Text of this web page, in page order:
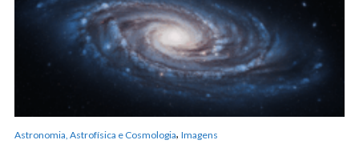
Astronomia, Astrofísica e Cosmologia, Imagens